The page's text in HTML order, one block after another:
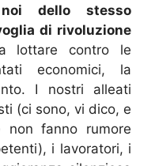
dello stesso
di rivoluzione
lottare contro le
economici, la
I nostri alleati
(ci sono, vi dico, e
non fanno rumore
i lavoratori, i